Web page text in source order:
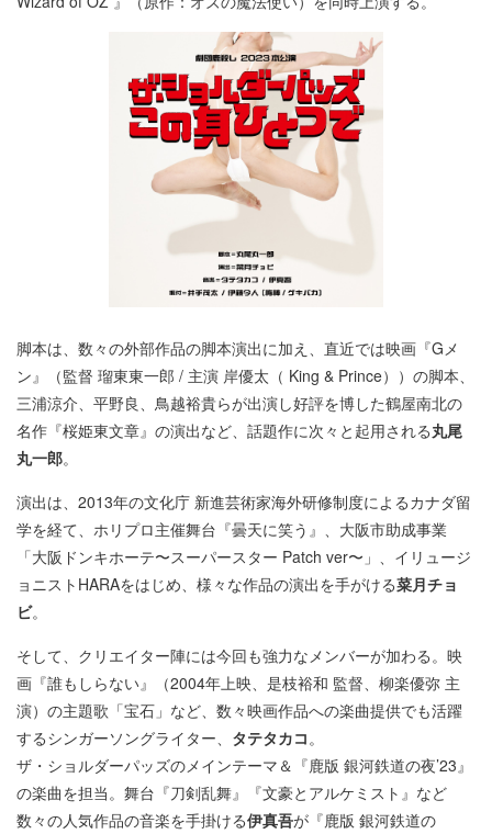
脚本は、数々の外部作品の脚本演出に加え、直近では映画『Gメ
ン』（監督 瑠東東一郎 / 主演 岸優太（ King & Prince））の脚本、
三浦涼介、平野良、鳥越裕貴らが出演し好評を博した鶴屋南北の
名作『桜姫東文章』の演出など、話題作に次々と起用される丸尾
丸一郎。
演出は、2013年の文化庁 新進芸術家海外研修制度によるカナダ留
学を経て、ホリプロ主催舞台『曇天に笑う』、大阪市助成事業
「大阪ドンキホーテ〜スーパースター Patch ver〜」、イリュージ
ョニストHARAをはじめ、様々な作品の演出を手がける菜月チョ
ビ。
そして、クリエイター陣には今回も強力なメンバーが加わる。映
画『誰もしらない』（2004年上映、是枝裕和 監督、柳楽優弥 主
演）の主題歌「宝石」など、数々映画作品への楽曲提供でも活躍
するシンガーソングライター、 タテタカコ 。
ザ・ショルダーパッズのメインテーマ＆『鹿版 銀河鉄道の夜’23』
の楽曲を担当。舞台『刀剣乱舞』『文豪とアルケミスト』など
数々の人気作品の音楽を手掛ける伊真吾が『鹿版 銀河鉄道の